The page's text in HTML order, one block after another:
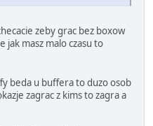
zeby grac bez boxow
jak masz malo czasu to
beda u buffera to duzo osob
zagrac z kims to zagra a